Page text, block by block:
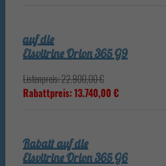
auf die
Eisvitrine Orion 365 G9
Listenpreis: 22.900,00 €
Rabattpreis: 13.740,00 €
Rabatt auf die
Eisvitrine Orion 365 G6